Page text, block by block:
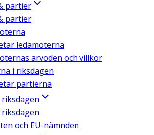
partier
partier
ledamöterna
arvoden och villkor
i riksdagen
partierna
och EU-nämnden